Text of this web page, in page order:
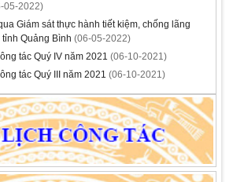
05-2022)
Giám sát thực hành tiết kiệm, chống lãng
Quảng Bình (06-05-2022)
tác Quý IV năm 2021 (06-10-2021)
tác Quý III năm 2021 (06-10-2021)